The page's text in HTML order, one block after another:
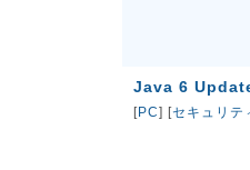
Java 6
[PC] [セキュリテ